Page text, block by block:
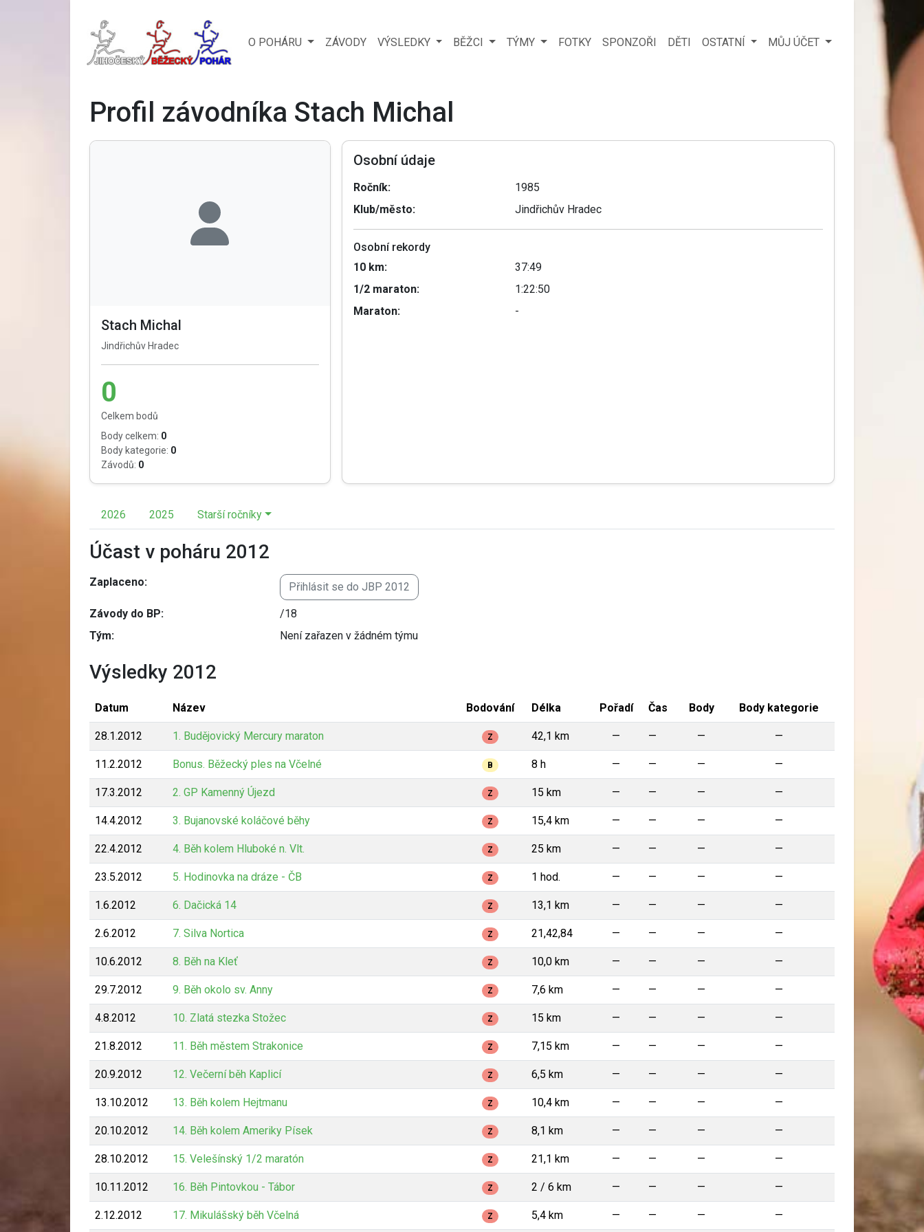
O POHÁRU ZÁVODY VÝSLEDKY BĚŽCI TÝMY FOTKY SPONZOŘI DĚTI OSTATNÍ MŮJ ÚČET
Profil závodníka Stach Michal
Stach Michal
Jindřichův Hradec
0
Celkem bodů
Body celkem: 0
Body kategorie: 0
Závodů: 0
Osobní údaje
Ročník:
1985
Klub/město:
Jindřichův Hradec
Osobní rekordy
10 km:
37:49
1/2 maraton:
1:22:50
Maraton:
-
2026 2025 Starší ročníky
Účast v poháru 2012
Zaplaceno: Přihlásit se do JBP 2012
Závody do BP:
/18
Tým:
Není zařazen v žádném týmu
Výsledky 2012
Datum Název Bodování Délka Pořadí Čas Body Body kategorie
28.1.2012 1. Budějovický Mercury maraton Z 42,1 km — — — —
11.2.2012 Bonus. Běžecký ples na Včelné B 8 h — — — —
17.3.2012 2. GP Kamenný Újezd Z 15 km — — — —
14.4.2012 3. Bujanovské koláčové běhy Z 15,4 km — — — —
22.4.2012 4. Běh kolem Hluboké n. Vlt. Z 25 km — — — —
23.5.2012 5. Hodinovka na dráze - ČB Z 1 hod. — — — —
1.6.2012 6. Dačická 14 Z 13,1 km — — — —
2.6.2012 7. Silva Nortica Z 21,42,84 — — — —
10.6.2012 8. Běh na Kleť Z 10,0 km — — — —
29.7.2012 9. Běh okolo sv. Anny Z 7,6 km — — — —
4.8.2012 10. Zlatá stezka Stožec Z 15 km — — — —
21.8.2012 11. Běh městem Strakonice Z 7,15 km — — — —
20.9.2012 12. Večerní běh Kaplicí Z 6,5 km — — — —
13.10.2012 13. Běh kolem Hejtmanu Z 10,4 km — — — —
20.10.2012 14. Běh kolem Ameriky Písek Z 8,1 km — — — —
28.10.2012 15. Velešínský 1/2 maratón Z 21,1 km — — — —
10.11.2012 16. Běh Pintovkou - Tábor Z 2 / 6 km — — — —
2.12.2012 17. Mikulášský běh Včelná Z 5,4 km — — — —